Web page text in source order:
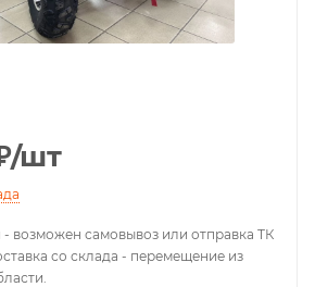
/шт
- возможен самовывоз или отправка ТК
со склада - перемещение из